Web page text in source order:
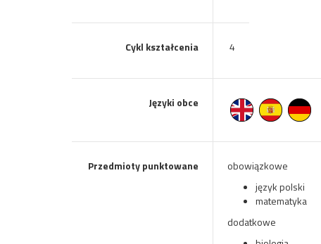
Cykl kształcenia 4
Języki obce
Przedmioty punktowane
obowiązkowe
język polski
matematyka
dodatkowe